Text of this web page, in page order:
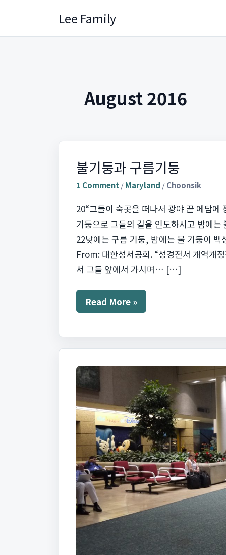
content
Lee Family
August 2016
불기둥과 구름기둥
1 Comment/Maryland /Choonsik
20“그들이 숙곳을 떠나서 광야 끝 에담
기둥으로 그들의 길을 인도하시고 밤에
22낮에는 구름 기둥, 밤에는 불 기둥이
From: 대한성서공회. “성경전서 개역개
서 그들 앞에서 가시며… […]
불
기
구
기
Read More »